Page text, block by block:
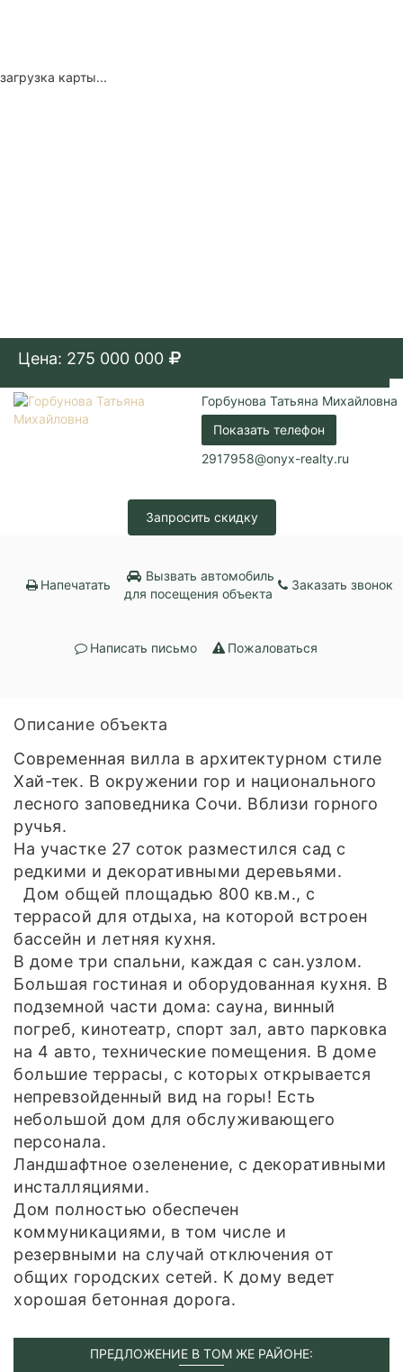
загрузка карты...
Цена: 275 000 000
Горбунова Татьяна Михайловна
Показать телефон
2917958@onyx-realty.ru
Запросить скидку
Напечатать
Вызвать автомобиль
для посещения объекта
Заказать звонок
Написать письмо Пожаловаться
Описание объекта
Современная вилла в архитектурном стиле
Хай-тек. В окружении гор и национального
лесного заповедника Сочи. Вблизи горного
ручья.
На участке 27 соток разместился сад с
редкими и декоративными деревьями.
Дом общей площадью 800 кв.м., с
террасой для отдыха, на которой встроен
бассейн и летняя кухня.
В доме три спальни, каждая с сан.узлом.
Большая гостиная и оборудованная кухня. В
подземной части дома: сауна, винный
погреб, кинотеатр, спорт зал, авто парковка
на 4 авто, технические помещения. В доме
большие террасы, с которых открывается
непревзойденный вид на горы! Есть
небольшой дом для обслуживающего
персонала.
Ландшафтное озеленение, с декоративными
инсталляциями.
Дом полностью обеспечен
коммуникациями, в том числе и
резервными на случай отключения от
общих городских сетей. К дому ведет
хорошая бетонная дорога.
ПРЕДЛОЖЕНИЕ В ТОМ ЖЕ РАЙОНЕ: